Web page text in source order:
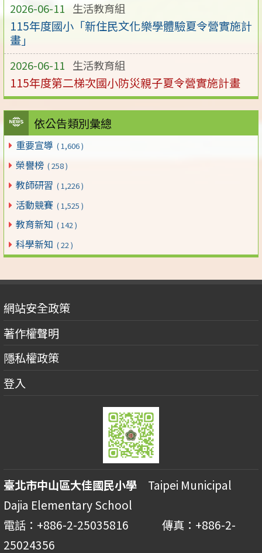
2026-06-11 生活教育組
115年度國小「新住民文化樂學體驗夏令營實施計
畫」
2026-06-11 生活教育組
115年度第二梯次國小防災親子夏令營實施計畫
依公告類別彙總
重要宣導 ( 1,606 )
榮譽榜 ( 258 )
教師研習 ( 1,226 )
活動競賽 ( 1,525 )
教育新知 ( 142 )
科學新知 ( 22 )
網站安全政策
著作權聲明
隱私權政策
登入
臺北市中山區大佳國民小學 Taipei Municipal
Dajia Elementary School
電話：+886-2-25035816 傳真：+886-2-
25024356